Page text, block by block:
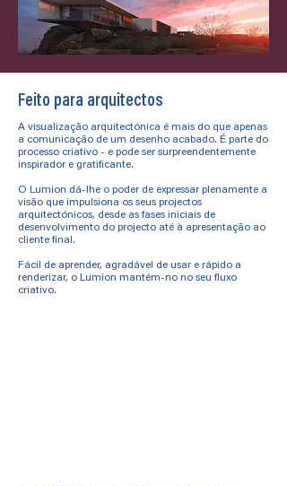
Feito para arquitectos
A visualização arquitectónica é mais do que apenas
a comunicação de um desenho acabado. É parte do
processo criativo - e pode ser surpreendentemente
inspirador e gratificante.
O Lumion dá-lhe o poder de expressar plenamente a
visão que impulsiona os seus projectos
arquitectónicos, desde as fases iniciais de
desenvolvimento do projecto até à apresentação ao
cliente final.
Fácil de aprender, agradável de usar e rápido a
renderizar, o Lumion mantém-no no seu fluxo
criativo.